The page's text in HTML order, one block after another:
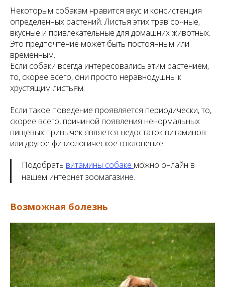
Некоторым собакам нравится вкус и консистенция
определенных растений. Листья этих трав сочные,
вкусные и привлекательные для домашних животных.
Это предпочтение может быть постоянным или
временным.
Если собаки всегда интересовались этим растением,
то, скорее всего, они просто неравнодушны к
хрустящим листьям.
Если такое поведение проявляется периодически, то,
скорее всего, причиной появления ненормальных
пищевых привычек является недостаток витаминов
или другое физиологическое отклонение.
Подобрать витамины собаке можно онлайн в
нашем интернет зоомагазине.
Возможная болезнь